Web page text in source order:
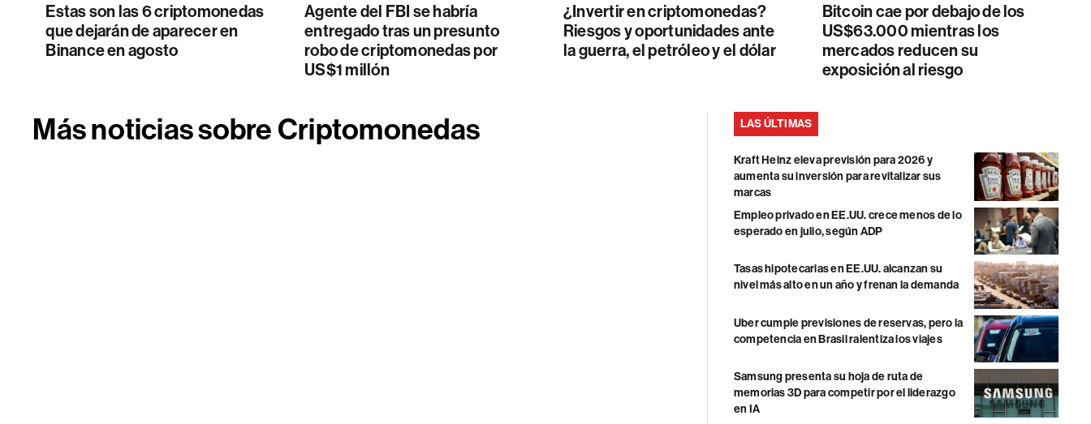
Estas son las 6 criptomonedas
que dejarán de aparecer en
Binance en agosto
Agente del FBI se habría
entregado tras un presunto
robo de criptomonedas por
US$1 millón
¿Invertir en criptomonedas?
Riesgos y oportunidades ante
la guerra, el petróleo y el dólar
Bitcoin cae por debajo de los
US$63.000 mientras los
mercados reducen su
exposición al riesgo
Más noticias sobre Criptomonedas LAS ÚLTIMAS
Kraft Heinz eleva previsión para 2026 y
aumenta su inversión para revitalizar sus
marcas
Empleo privado en EE.UU. crece menos de lo
esperado en julio, según ADP
Tasas hipotecarias en EE.UU. alcanzan su
nivel más alto en un año y frenan la demanda
Uber cumple previsiones de reservas, pero la
competencia en Brasil ralentiza los viajes
Samsung presenta su hoja de ruta de
memorias 3D para competir por el liderazgo
en IA